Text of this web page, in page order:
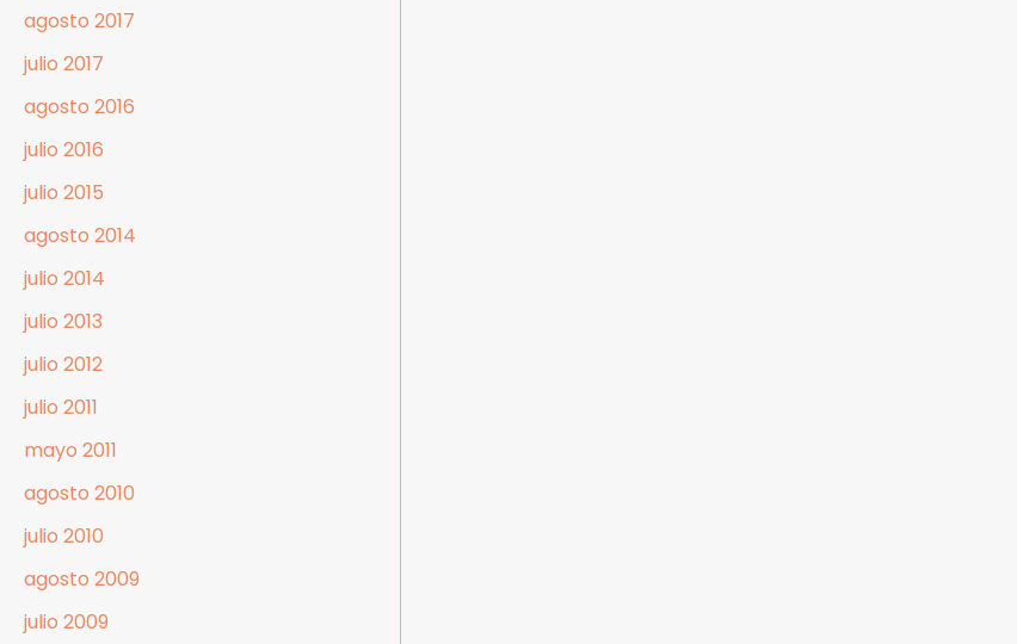
agosto 2017
julio 2017
agosto 2016
julio 2016
julio 2015
agosto 2014
julio 2014
julio 2013
julio 2012
julio 2011
mayo 2011
agosto 2010
julio 2010
agosto 2009
julio 2009